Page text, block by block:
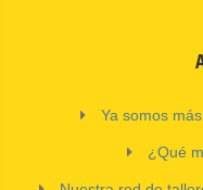
Ya somos
¿Qué